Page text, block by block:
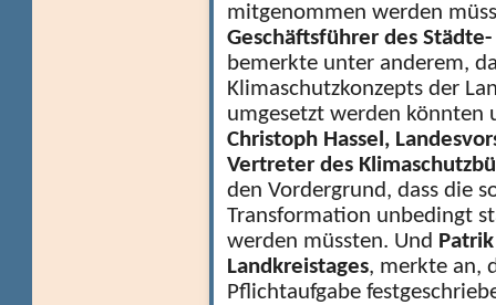
mitgenommen werden
Geschäftsführer des
bemerkte unter anderem,
Klimaschutzkonzepts der
umgesetzt werden könnten
Christoph Hassel,
Vertreter des
den Vordergrund, dass die
Transformation unbedingt
werden müssten. Und
Landkreistages, merkte an,
Pflichtaufgabe